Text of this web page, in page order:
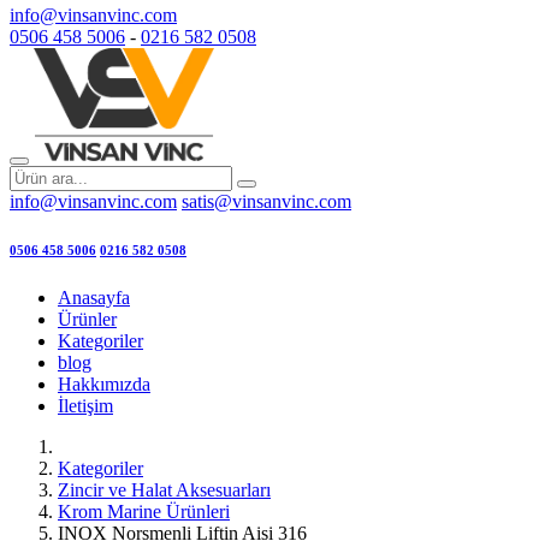
info@vinsanvinc.com
0506 458 5006 - 0216 582 0508
info@vinsanvinc.com satis@vinsanvinc.com
0506 458 5006 0216 582 0508
Anasayfa
Ürünler
Kategoriler
blog
Hakkımızda
İletişim
Kategoriler
Zincir ve Halat Aksesuarları
Krom Marine Ürünleri
INOX Norsmenli Liftin Aisi 316